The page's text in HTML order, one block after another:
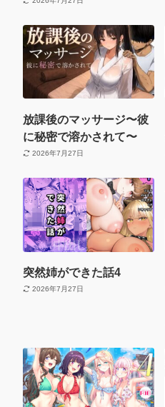
放課後のマッサージ〜彼
に秘密で溶かされて〜
2026年7月27日
突然姉ができた話4
2026年7月27日